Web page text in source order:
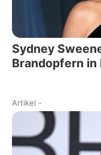
Sydney
Brandopfern in
Artikel -